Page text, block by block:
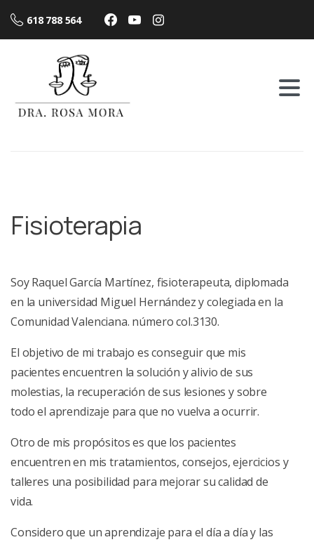
618 788 564
Fisioterapia
Soy Raquel García Martínez, fisioterapeuta, diplomada
en la universidad Miguel Hernández y colegiada en la
Comunidad Valenciana. número col.3130.
El objetivo de mi trabajo es conseguir que mis
pacientes encuentren la solución y alivio de sus
molestias, la recuperación de sus lesiones y sobre
todo el aprendizaje para que no vuelva a ocurrir.
Otro de mis propósitos es que los pacientes
encuentren en mis tratamientos, consejos, ejercicios y
talleres una posibilidad para mejorar su calidad de
vida.
Considero que un aprendizaje para el día a día y las